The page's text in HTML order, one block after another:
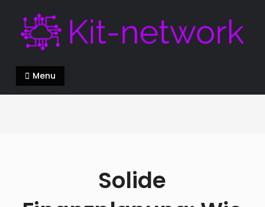
content
Kit-network.de
alles über die Innovation in der modernen Welt
Menu
Solide